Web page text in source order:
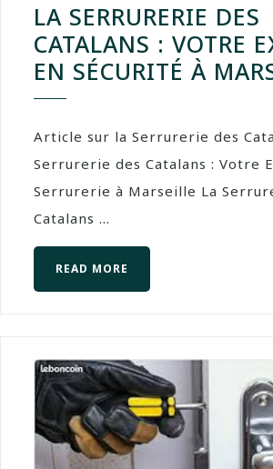
LA SERRURERIE DES
CATALANS : VOTRE
EN SÉCURITÉ À
Article sur la Serrurerie des
Serrurerie des Catalans : Votre
Serrurerie à Marseille La
Catalans ...
READ MORE